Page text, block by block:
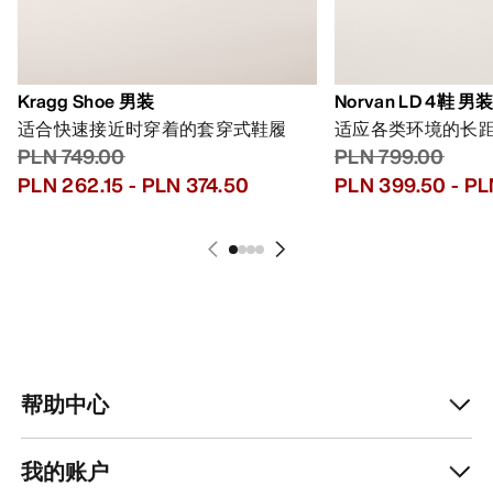
Kragg Shoe 男装
适合快速接近时穿着的套穿式鞋履
PLN 749.00
PLN 262.15- PLN 374.50
Norvan LD 4鞋 男装
适应各类环境的长
PLN 799.00
PLN 399.50 -
帮助中心
我的账户